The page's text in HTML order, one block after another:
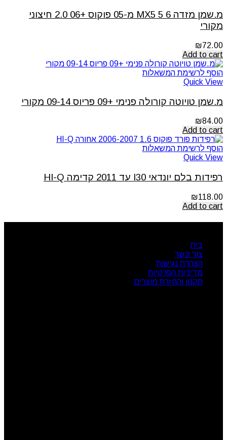
מ.שמן מזדה 6 5 MX5 מ-05 פוקוס +06 2.0 חיצוני
מקורי
₪72.00
Add to cart
הוסף לרשימת המשאלות
Quick View
מ.שמן טויוטה קורולה פנימי +09 פריוס 09-14 מקורי
₪84.00
Add to cart
הוסף לרשימת המשאלות
Quick View
רפידות בלם יונדאי I30 עד 2011 קדימה HI-Q
₪118.00
Add to cart
בית
צור קשר
הצהרת נגישות
מדיניות הפרטיות
תקנון והחזרת מוצרים